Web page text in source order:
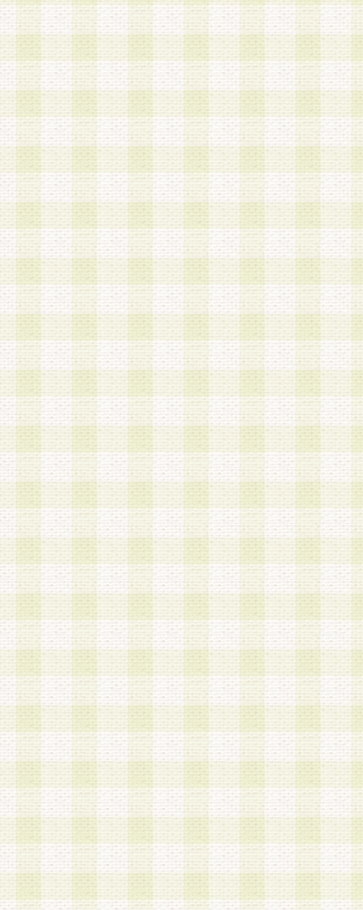
4.当社は、会員によるログインIDおよびパスワー
盗用など第三者の利用に伴う損害の発生について
き事由の有無、その他原因の如何を問わず、一切
のとします。
第5条 会員の登録情報
1.当社は、会員の登録情報に含まれる氏名・住所
アドレス等会員個人を識別できる情報を当社が別
シーポリシー
」に基づき適切に取り扱うものとし
は、当該個人情報を以下の各号に定める目的に利
す。なお、これら事項以外の目的で個人情報を利
かじめ会員の同意を得たうえで利用するものとし
a.本サービスの実施または運営
b.本サービスに係る謝礼、景品、調査サンプル品
c.会員からの電話、メール等の問い合わせなどへ
d.その他これらに付随する業務
2.当社は、会員個人を識別することのできる情報
会員情報を本人の承諾なく第三者に開示すること
人を識別できる情報について第三者に開示または
社は事前に会員本人の同意を得るものとします。
3.前項の定めに拘わらず、当社は、以下の目的に
意を 得ることなく、会員個人を識別できる情報
づき選定した委託業者に対して当社の責任におい
できるものとします。な お、当社は、当該委託
契約を締結しこれを遵守させるとともに、本規約
の注意をもって当該情報を使用させるものとし ま
a.本サービスに係る謝礼、景品、調査サンプル品
b.会員からの電話、メール等の問い合わせなどへ
c.モバイルリサーチ、またはグループ形式による
実施もしくは運営
d.その他これらに付随する業務
4.会員は、住所、電話番号その他の登録情報につ
合は、速やかに当社所定の変更手続きを行うもの
5.当社は、必要と認めた場合、会員に対して、電
手段により登録情報の対象者が会員登録者本人で
の内容が正確であること、アンケートの回答内容
うことができるものとます。
6.会員は、会員登録後当社が定期的に行う登録情
して、当社指定の期間内に更新手続きを行うもの
該期間内に更新手続きを行わない場合、その時点
発行したポイントは失効されるものとします。